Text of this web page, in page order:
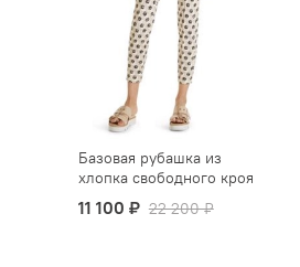
Базовая рубашка из
хлопка свободного кроя
11 100 ₽ 22 200 ₽